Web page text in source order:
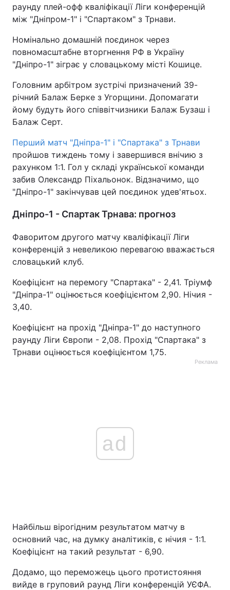
раунду плей-офф кваліфікації Ліги конференцій
між "Дніпром-1" і "Спартаком" з Трнави.
Номінально домашній поєдинок через
повномасштабне вторгнення РФ в Україну
"Дніпро-1" зіграє у словацькому місті Кошице.
Головним арбітром зустрічі призначений 39-
річний Балаж Берке з Угорщини. Допомагати
йому будуть його співвітчизники Балаж Бузаш і
Балаж Серт.
Перший матч "Дніпра-1" і "Спартака" з Трнави
пройшов тиждень тому і завершився внічию з
рахунком 1:1. Гол у складі української команди
забив Олександр Піхальонок. Відзначимо, що
"Дніпро-1" закінчував цей поєдинок удев'ятьох.
Дніпро-1 - Спартак Трнава: прогноз
Фаворитом другого матчу кваліфікації Ліги
конференцій з невеликою перевагою вважається
словацький клуб.
Коефіцієнт на перемогу "Спартака" - 2,41. Тріумф
"Дніпра-1" оцінюється коефіцієнтом 2,90. Нічия -
3,40.
Коефіцієнт на прохід "Дніпра-1" до наступного
раунду Ліги Європи - 2,08. Прохід "Спартака" з
Трнави оцінюється коефіцієнтом 1,75.
Реклама
ad
Найбільш вірогідним результатом матчу в
основний час, на думку аналітиків, є нічия - 1:1.
Коефіцієнт на такий результат - 6,90.
Додамо, що переможець цього протистояння
вийде в груповий раунд Ліги конференцій УЄФА.